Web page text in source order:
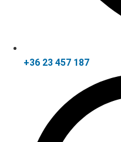
+36 23 457 187